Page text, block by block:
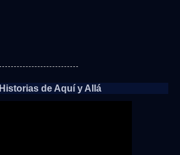
Historias de Aquí y Allá